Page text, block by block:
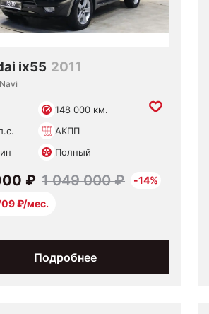
ix55 2011
148 000 км.
АКПП
Полный
Подробнее
₽ 1 049 000 ₽
-14%
₽/мес.